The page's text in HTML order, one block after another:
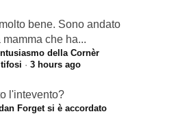
bene. Sono andato
che ha...
della Cornèr
· 3 hours ago
l'intevento?
Forget si è accordato